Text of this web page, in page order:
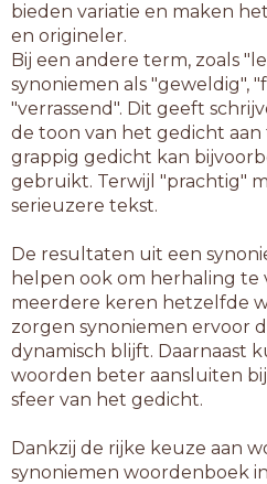
bieden variatie en maken
en origineler.
Bij een andere term, zoals
synoniemen als "geweldig",
"verrassend". Dit geeft
de toon van het gedicht aan
grappig gedicht kan
gebruikt. Terwijl "prachtig"
serieuzere tekst.
De resultaten uit een
helpen ook om herhaling te
meerdere keren hetzelfde
zorgen synoniemen ervoor
dynamisch blijft. Daarnaast
woorden beter aansluiten
sfeer van het gedicht.
Dankzij de rijke keuze aan
synoniemen woordenboek